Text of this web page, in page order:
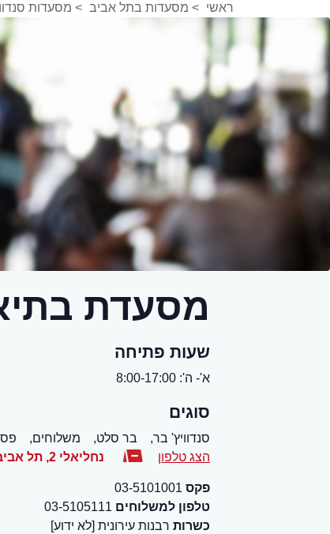
ראשי > מסעדות בתל אביב > מסעדות
מסעדת
שעות פתיחה
א'- ה': 8:00-17:00
סוגים
סנדוויץ' בר, בר סלט, משלוחים,
הצג טלפון
נחליאלי 2 , תל
פקס 03-5101001
טלפון למשלוחים 03-5105111
כשרות רבנות עירונית [לא ידוע]